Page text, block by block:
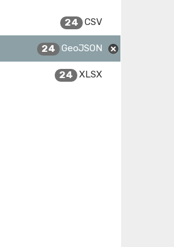
CSV
24
GeoJSON
24
XLSX
24